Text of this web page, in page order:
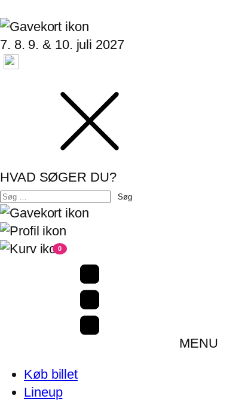
7. 8. 9. & 10. juli 2027
HVAD SØGER DU?
Søg
efter:
0
MENU
Køb billet
Lineup